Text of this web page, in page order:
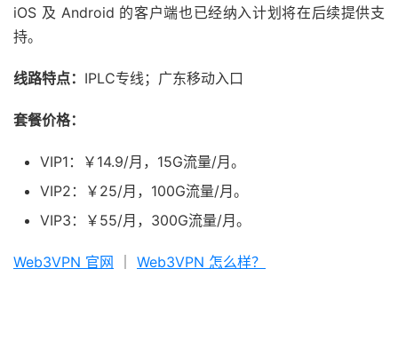
iOS 及 Android 的客户端也已经纳入计划将在后续提供支
持。
线路特点： IPLC专线；广东移动入口
套餐价格：
VIP1：￥14.9/月，15G流量/月。
VIP2：￥25/月，100G流量/月。
VIP3：￥55/月，300G流量/月。
Web3VPN 官网 Web3VPN 怎么样？